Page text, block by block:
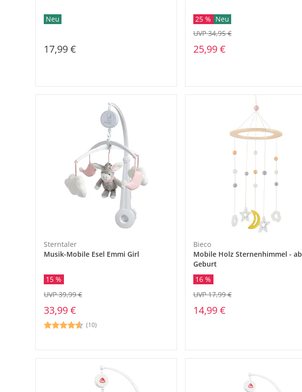
Neu
17,99 €
25 % Neu
25,99 €
UVP 34,95 €
Sterntaler
Musik-Mobile Esel Emmi Girl
15 %
33,99 €
UVP 39,99 €
(10)
Bieco
Mobile Holz Sternenhimmel - ab
Geburt
16 %
14,99 €
UVP 17,99 €